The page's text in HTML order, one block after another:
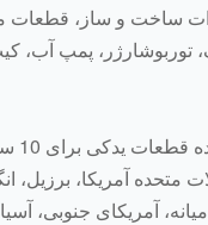
ساخت و ساز، قطعات
توربوشارژر، پمپ آب،
2.
متحده آمریکا، برزیل،
آمریکای جنوبی،